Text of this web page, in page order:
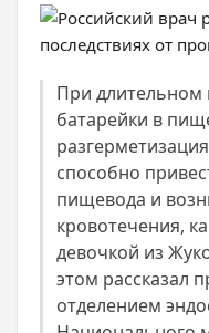
При длительном
батарейки в
способно
пищевода и
кровотечения,
девочкой из
этом рассказал
отделением